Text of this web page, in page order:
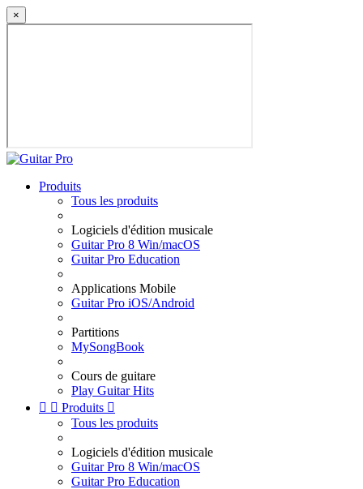
×
Produits
Tous les produits
Logiciels d'édition musicale
Guitar Pro 8 Win/macOS
Guitar Pro Education
Applications Mobile
Guitar Pro iOS/Android
Partitions
MySongBook
Cours de guitare
Play Guitar Hits
  Produits 
Tous les produits
Logiciels d'édition musicale
Guitar Pro 8 Win/macOS
Guitar Pro Education